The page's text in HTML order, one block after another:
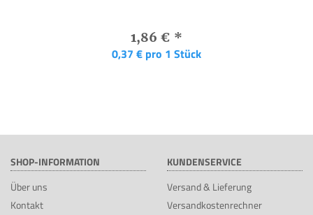
1,86 € *
0,37 € pro 1 Stück
SHOP-INFORMATION
Über uns
Kontakt
KUNDENSERVICE
Versand & Lieferung
Versandkostenrechner